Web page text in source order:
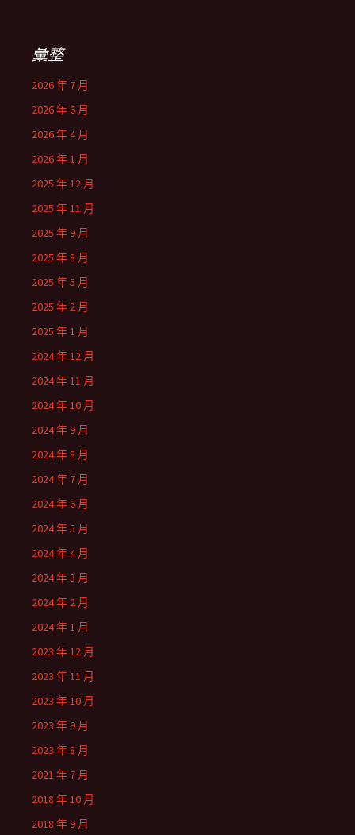
彙整
2026 年 7 月
2026 年 6 月
2026 年 4 月
2026 年 1 月
2025 年 12 月
2025 年 11 月
2025 年 9 月
2025 年 8 月
2025 年 5 月
2025 年 2 月
2025 年 1 月
2024 年 12 月
2024 年 11 月
2024 年 10 月
2024 年 9 月
2024 年 8 月
2024 年 7 月
2024 年 6 月
2024 年 5 月
2024 年 4 月
2024 年 3 月
2024 年 2 月
2024 年 1 月
2023 年 12 月
2023 年 11 月
2023 年 10 月
2023 年 9 月
2023 年 8 月
2021 年 7 月
2018 年 10 月
2018 年 9 月